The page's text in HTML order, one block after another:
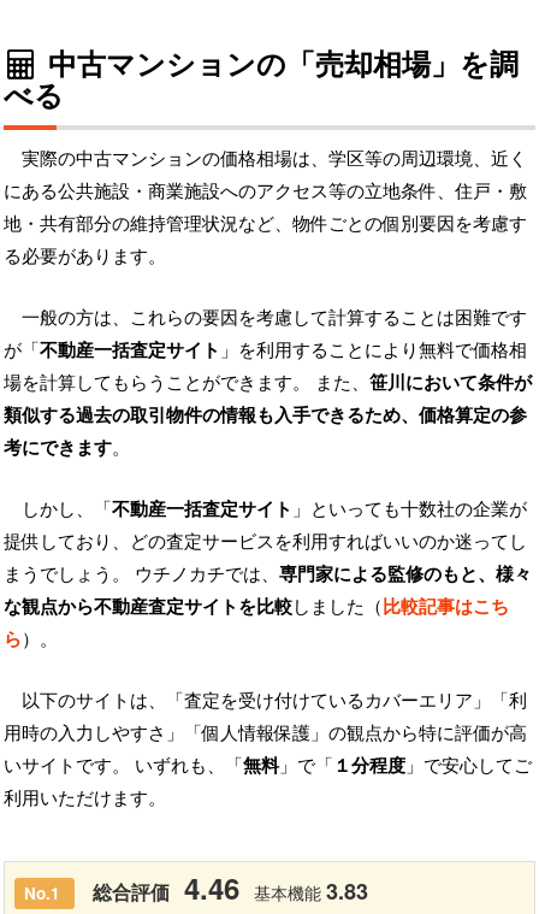
中古マンションの「売却相場」を調
べる
実際の中古マンションの価格相場は、学区等の周辺環境、近く
にある公共施設・商業施設へのアクセス等の立地条件、住戸・敷
地・共有部分の維持管理状況など、物件ごとの個別要因を考慮す
る必要があります。
一般の方は、これらの要因を考慮して計算することは困難です
が「不動産一括査定サイト 」を利用することにより無料で価格相
場を計算してもらうことができます。 また、 笹川において条件が
類似する過去の取引物件の情報も入手できるため、価格算定の参
考にできます。
しかし、「不動産一括査定サイト 」といっても十数社の企業が
提供しており、どの査定サービスを利用すればいいのか迷ってし
まうでしょう。 ウチノカチでは、 専門家による監修のもと、様々
な観点から不動産査定サイトを比較しました（比較記事はこち
ら）。
以下のサイトは、「査定を受け付けているカバーエリア」「利
用時の入力しやすさ」「個人情報保護」の観点から特に評価が高
いサイトです。 いずれも、「無料」で「 １分程度 」で安心してご
利用いただけます。